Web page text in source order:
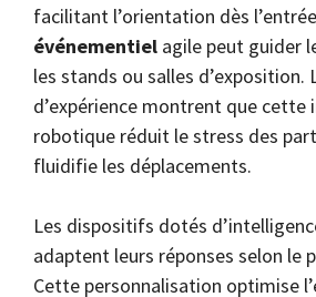
facilitant l’orientation dès
événementiel agile peut guider
les stands ou salles d’exposition.
d’expérience montrent que cette
robotique réduit le stress des
fluidifie les déplacements.
Les dispositifs dotés
adaptent leurs réponses selon le
Cette personnalisation optimise